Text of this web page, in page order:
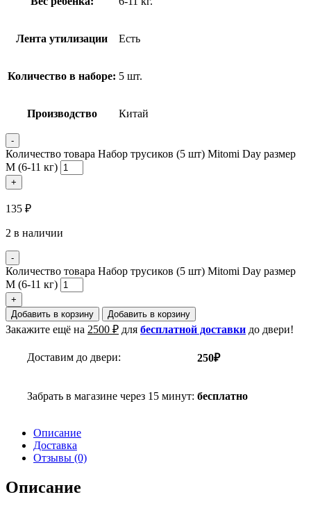
Лента утилизации Есть
Количество в наборе: 5 шт.
Производство Китай
-
Количество товара Набор трусиков (5 шт) Mitomi Day размер
М (6-11 кг)
+
135 ₽
2 в наличии
-
Количество товара Набор трусиков (5 шт) Mitomi Day размер
М (6-11 кг)
+
Добавить в корзину
Добавить в корзину
Закажите ещё на 2500 ₽ для бесплатной доставки до двери!
Доставим до двери: 250₽
Забрать в магазине через 15 минут: бесплатно
Описание
Доставка
Отзывы (0)
Описание